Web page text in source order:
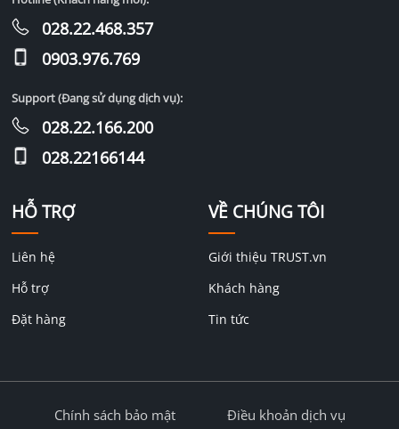
HỖ TRỢ
Liên hệ
Hỗ trợ
Đặt hàng
VỀ CHÚNG TÔI
Giới thiệu TRUST.vn
Khách hàng
Tin tức
028.22.468.357
0903.976.769
Support (Đang sử dụng dịch vụ):
028.22.166.200
028.22166144
Chính sách bảo mật Điều khoản dịch vụ